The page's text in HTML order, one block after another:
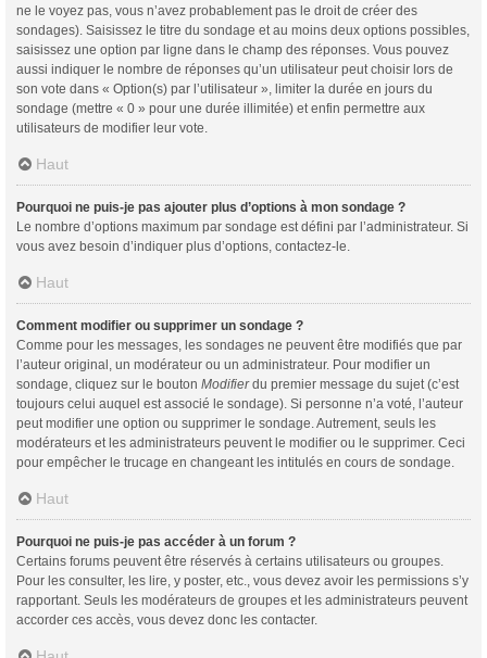
ne le voyez pas, vous n’avez probablement pas le droit de créer des
sondages). Saisissez le titre du sondage et au moins deux options possibles,
saisissez une option par ligne dans le champ des réponses. Vous pouvez
aussi indiquer le nombre de réponses qu’un utilisateur peut choisir lors de
son vote dans « Option(s) par l’utilisateur », limiter la durée en jours du
sondage (mettre « 0 » pour une durée illimitée) et enfin permettre aux
utilisateurs de modifier leur vote.
Haut
Pourquoi ne puis-je pas ajouter plus d’options à mon sondage ?
Le nombre d’options maximum par sondage est défini par l’administrateur. Si
vous avez besoin d’indiquer plus d’options, contactez-le.
Haut
Comment modifier ou supprimer un sondage ?
Comme pour les messages, les sondages ne peuvent être modifiés que par
l’auteur original, un modérateur ou un administrateur. Pour modifier un
sondage, cliquez sur le bouton Modifierdu premier message du sujet (c’est
toujours celui auquel est associé le sondage). Si personne n’a voté, l’auteur
peut modifier une option ou supprimer le sondage. Autrement, seuls les
modérateurs et les administrateurs peuvent le modifier ou le supprimer. Ceci
pour empêcher le trucage en changeant les intitulés en cours de sondage.
Haut
Pourquoi ne puis-je pas accéder à un forum ?
Certains forums peuvent être réservés à certains utilisateurs ou groupes.
Pour les consulter, les lire, y poster, etc., vous devez avoir les permissions s’y
rapportant. Seuls les modérateurs de groupes et les administrateurs peuvent
accorder ces accès, vous devez donc les contacter.